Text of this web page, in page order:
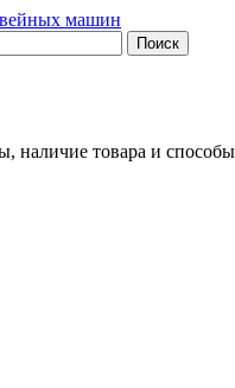
наличие товара и